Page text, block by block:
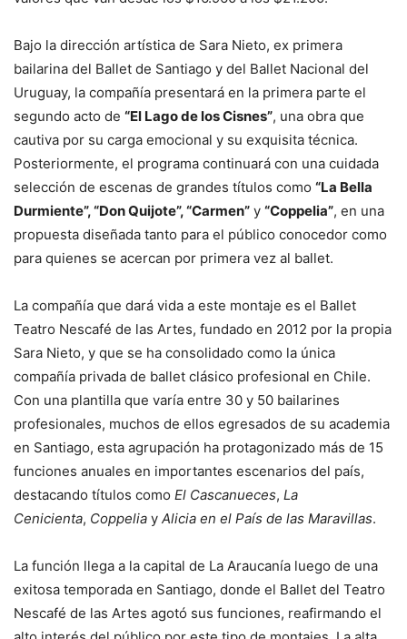
Bajo la dirección artística de Sara Nieto, ex primera
bailarina del Ballet de Santiago y del Ballet Nacional del
Uruguay, la compañía presentará en la primera parte el
segundo acto de “El Lago de los Cisnes”, una obra que
cautiva por su carga emocional y su exquisita técnica.
Posteriormente, el programa continuará con una cuidada
selección de escenas de grandes títulos como “La Bella
Durmiente”, “Don Quijote”, “Carmen” y “Coppelia”, en una
propuesta diseñada tanto para el público conocedor como
para quienes se acercan por primera vez al ballet.
La compañía que dará vida a este montaje es el Ballet
Teatro Nescafé de las Artes, fundado en 2012 por la propia
Sara Nieto, y que se ha consolidado como la única
compañía privada de ballet clásico profesional en Chile.
Con una plantilla que varía entre 30 y 50 bailarines
profesionales, muchos de ellos egresados de su academia
en Santiago, esta agrupación ha protagonizado más de 15
funciones anuales en importantes escenarios del país,
destacando títulos como El Cascanueces, La
Cenicienta, Coppelia y Alicia en el País de las Maravillas.
La función llega a la capital de La Araucanía luego de una
exitosa temporada en Santiago, donde el Ballet del Teatro
Nescafé de las Artes agotó sus funciones, reafirmando el